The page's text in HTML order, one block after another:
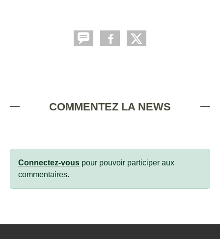
COMMENTEZ LA NEWS
Connectez-vous pour pouvoir participer aux
commentaires.